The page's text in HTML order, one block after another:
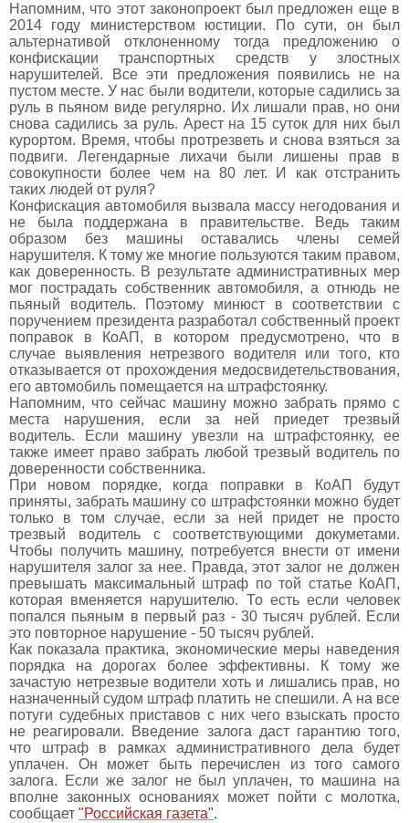
Напомним, что этот законопроект был предложен еще в
2014 году министерством юстиции. По сути, он был
альтернативой отклоненному тогда предложению о
конфискации транспортных средств у злостных
нарушителей. Все эти предложения появились не на
пустом месте. У нас были водители, которые садились за
руль в пьяном виде регулярно. Их лишали прав, но они
снова садились за руль. Арест на 15 суток для них был
курортом. Время, чтобы протрезветь и снова взяться за
подвиги. Легендарные лихачи были лишены прав в
совокупности более чем на 80 лет. И как отстранить
таких людей от руля?
Конфискация автомобиля вызвала массу негодования и
не была поддержана в правительстве. Ведь таким
образом без машины оставались члены семей
нарушителя. К тому же многие пользуются таким правом,
как доверенность. В результате административных мер
мог пострадать собственник автомобиля, а отнюдь не
пьяный водитель. Поэтому минюст в соответствии с
поручением президента разработал собственный проект
поправок в КоАП, в котором предусмотрено, что в
случае выявления нетрезвого водителя или того, кто
отказывается от прохождения медосвидетельствования,
его автомобиль помещается на штрафстоянку.
Напомним, что сейчас машину можно забрать прямо с
места нарушения, если за ней приедет трезвый
водитель. Если машину увезли на штрафстоянку, ее
также имеет право забрать любой трезвый водитель по
доверенности собственника.
При новом порядке, когда поправки в КоАП будут
приняты, забрать машину со штрафстоянки можно будет
только в том случае, если за ней придет не просто
трезвый водитель с соответствующими докуметами.
Чтобы получить машину, потребуется внести от имени
нарушителя залог за нее. Правда, этот залог не должен
превышать максимальный штраф по той статье КоАП,
которая вменяется нарушителю. То есть если человек
попался пьяным в первый раз - 30 тысяч рублей. Если
это повторное нарушение - 50 тысяч рублей.
Как показала практика, экономические меры наведения
порядка на дорогах более эффективны. К тому же
зачастую нетрезвые водители хоть и лишались прав, но
назначенный судом штраф платить не спешили. А на все
потуги судебных приставов с них чего взыскать просто
не реагировали. Введение залога даст гарантию того,
что штраф в рамках административного дела будет
уплачен. Он может быть перечислен из того самого
залога. Если же залог не был уплачен, то машина на
вполне законных основаниях может пойти с молотка,
сообщает "Российская газета".